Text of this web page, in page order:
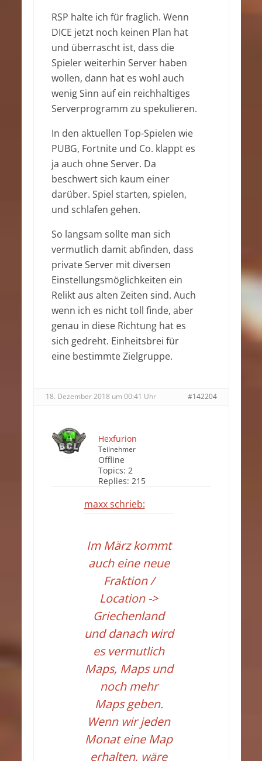
RSP halte ich für fraglich. Wenn
DICE jetzt noch keinen Plan hat
und überrascht ist, dass die
Spieler weiterhin Server haben
wollen, dann hat es wohl auch
wenig Sinn auf ein reichhaltiges
Serverprogramm zu spekulieren.
In den aktuellen Top-Spielen wie
PUBG, Fortnite und Co. klappt es
ja auch ohne Server. Da
beschwert sich kaum einer
darüber. Spiel starten, spielen,
und schlafen gehen.
So langsam sollte man sich
vermutlich damit abfinden, dass
private Server mit diversen
Einstellungsmöglichkeiten ein
Relikt aus alten Zeiten sind. Auch
wenn ich es nicht toll finde, aber
genau in diese Richtung hat es
sich gedreht. Einheitsbrei für
eine bestimmte Zielgruppe.
18. Dezember 2018 um 00:41 Uhr #142204
Hexfurion
Teilnehmer
Offline
Topics: 2
Replies: 215
maxx schrieb:
Im März kommt
auch eine neue
Fraktion /
Location ->
Griechenland
und danach wird
es vermutlich
Maps, Maps und
noch mehr
Maps geben.
Wenn wir jeden
Monat eine Map
erhalten, wäre